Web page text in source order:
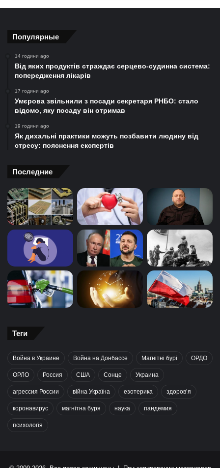
Популярные
14 години ago
Від яких продуктів страждає серцево-судинна система:
попередження лікарів
17 години ago
Умєрова звільнили з посади секретаря РНБО: стало
відомо, яку посаду він отримав
19 години ago
Як дихальні практики можуть позбавити людину від
стресу: пояснення експертів
Последние
Теги
Война в Украине Война на Донбассе Магнітні бурі ОРДО
ОРЛО Россия США Сонце Украина
агрессия России війна Україна езотерика здоров’я
коронавирус магнітна буря наука пандемия
психологія